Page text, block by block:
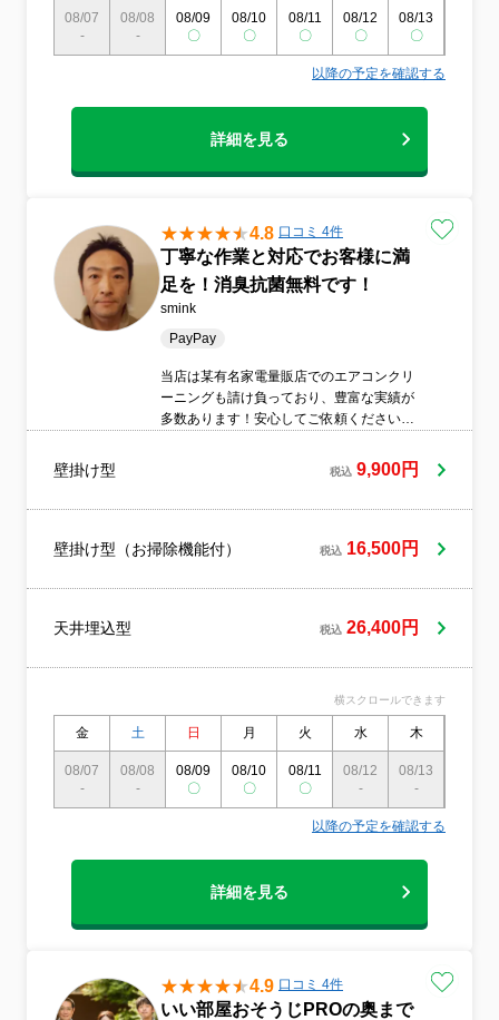
08/07
-
08/08
-
08/09
〇
08/10
〇
08/11
〇
08/12
〇
08/13
〇
以降の予定を確認する
詳細を見る
4.8 口コミ 4件
丁寧な作業と対応でお客様に満
足を！消臭抗菌無料です！
smink
PayPay
当店は某有名家電量販店でのエアコンクリ
ーニングも請け負っており、豊富な実績が
多数あります！安心してご依頼ください。
輸入車ディーラーでの接客経験で、丁寧で
安心感あるサービスをご提供いたします！
◎作業は一切外注しておりません◎営業時
◎清潔感ある服装・身だしなみを徹底して
は作業可能ですので、お気軽にお問い合わ
壁掛け型 税込 9,900円
壁掛け型（お掃除機能付） 税込 16,500円
天井埋込型 税込 26,400円
横スクロールできます
金 土 日 月 火 水 木
08/07
-
08/08
-
08/09
〇
08/10
〇
08/11
〇
08/12
-
08/13
-
以降の予定を確認する
詳細を見る
4.9 口コミ 4件
いい部屋おそうじPROの奥まで